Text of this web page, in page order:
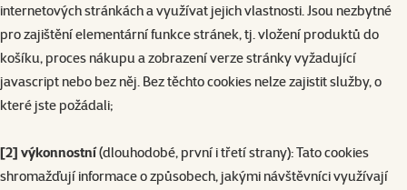
internetových stránkách a využívat jejich vlastnosti. Jsou nezbytné
pro zajištění elementární funkce stránek, tj. vložení produktů do
košíku, proces nákupu a zobrazení verze stránky vyžadující
javascript nebo bez něj. Bez těchto cookies nelze zajistit služby, o
které jste požádali;
[2] výkonnostní(dlouhodobé, první i třetí strany): Tato cookies
shromažďují informace o způsobech, jakými návštěvníci využívají